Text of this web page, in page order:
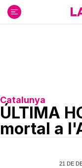
contenido
Catalunya
ÚLTIMA
mortal a
21 DE